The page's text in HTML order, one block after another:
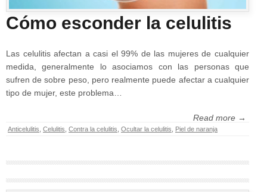
Cómo esconder la celulitis
Las celulitis afectan a casi el 99% de las mujeres de cualquier
medida, generalmente lo asociamos con las personas que
sufren de sobre peso, pero realmente puede afectar a cualquier
tipo de mujer, este problema…
Read more →
Anticelulitis Celulitis Contra la celulitis Ocultar la celulitis Piel de naranja